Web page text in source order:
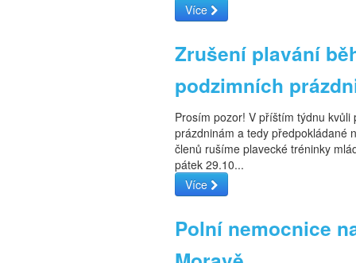
Více
Zrušení plavání
podzimních
Prosím pozor! V příštím týdnu kvůli
prázdninám a tedy předpokládané
členů rušíme plavecké tréninky
pátek 29.10...
Více
Polní nemocnice